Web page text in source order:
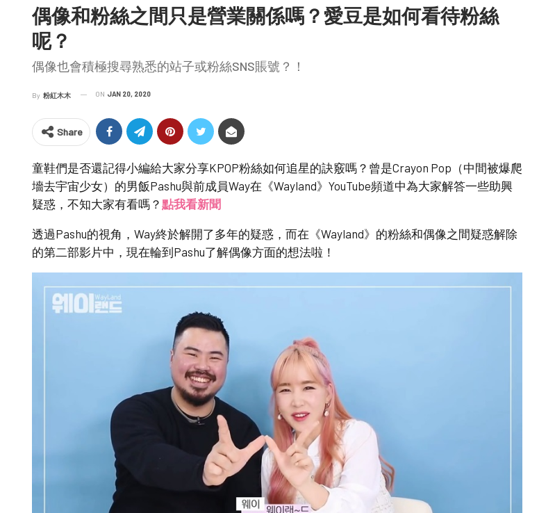
偶像和粉絲之間只是營業關係嗎？愛豆是如何看待粉絲
呢？
偶像也會積極搜尋熟悉的站子或粉絲SNS賬號？！
By 粉紅木木 ON JAN 20, 2020
Share
童鞋們是否還記得小編給大家分享KPOP粉絲如何追星的訣竅嗎？曾是Crayon Pop（中間被爆爬
墻去宇宙少女）的男飯Pashu與前成員Way在《Wayland》YouTube頻道中為大家解答一些助興
疑惑，不知大家有看嗎？ 點我看新聞
透過Pashu的視角，Way終於解開了多年的疑惑，而在《Wayland》的粉絲和偶像之間疑惑解除
的第二部影片中，現在輪到Pashu了解偶像方面的想法啦！